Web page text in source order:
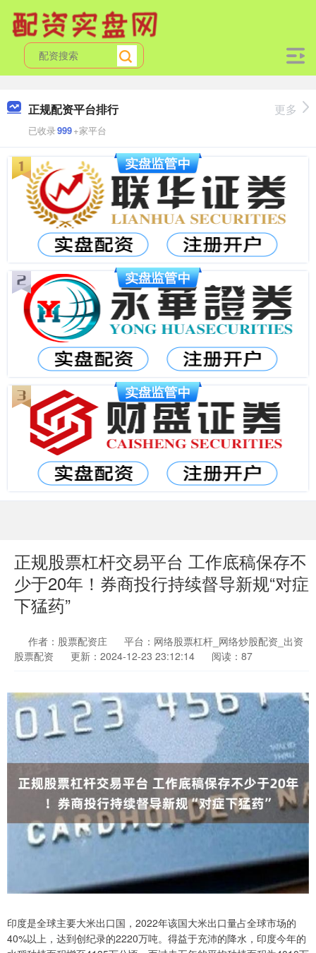
正规配资平台排行
已收录999+家平台
更多
正规股票杠杆交易平台 工作底稿保存不
少于20年！券商投行持续督导新规“对症
下猛药”
作者：股票配资庄
平台：网络股票杠杆_网络炒股配资_出资
股票配资
更新：2024-12-23 23:12:14 阅读：87
印度是全球主要大米出口国，2022年该国大米出口量占全球市场的
40%以上，达到创纪录的2220万吨。得益于充沛的降水，印度今年的